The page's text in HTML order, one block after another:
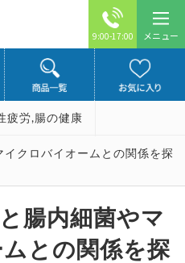
9:00-17:00 メニュー
疲労, 腸の健康
クロバイオームとの関係を探
腸内細菌やマ
との関係を探